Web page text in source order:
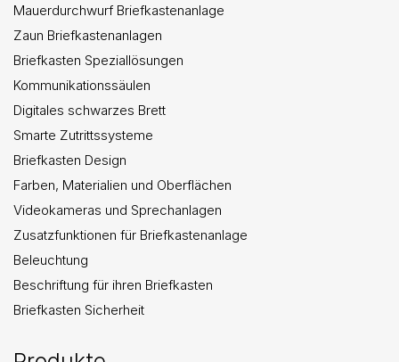
Mauerdurchwurf Briefkastenanlage
Zaun Briefkastenanlagen
Briefkasten Speziallösungen
Kommunikationssäulen
Digitales schwarzes Brett
Smarte Zutrittssysteme
Briefkasten Design
Farben, Materialien und Oberflächen
Videokameras und Sprechanlagen
Zusatzfunktionen für Briefkastenanlage
Beleuchtung
Beschriftung für ihren Briefkasten
Briefkasten Sicherheit